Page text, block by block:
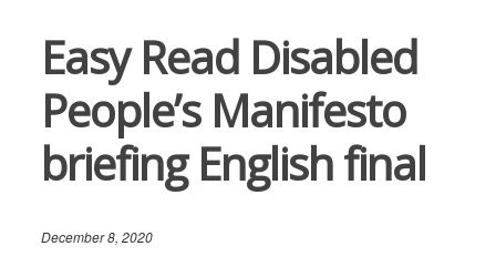
Easy Read Disabled
People’s Manifesto
briefing English final
December 8, 2020